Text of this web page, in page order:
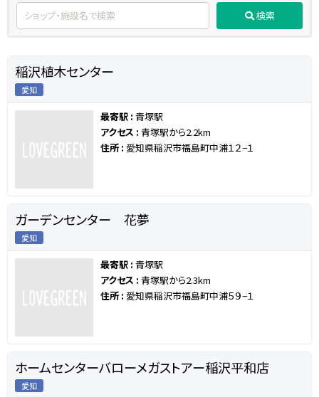
検索
稲沢植木センター
愛知
最寄駅 : 青塚駅
アクセス : 青塚駅から2.2km
住所 : 愛知県稲沢市福島町中浦１２−１
ガーデンセンター 花夢
愛知
最寄駅 : 青塚駅
アクセス : 青塚駅から2.3km
住所 : 愛知県稲沢市福島町中浦５９−１
ホームセンターバローメガストアー稲沢平和店
愛知